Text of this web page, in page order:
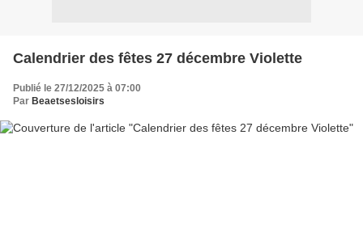
Calendrier des fêtes 27 décembre Violette
Publié le 27/12/2025 à 07:00
Par Beaetsesloisirs